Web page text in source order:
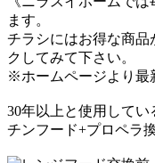
ます。
チラシにはお得な商品
クしてみて下さい。
※ホームページより最
30年以上と使用して
チンフード+プロペラ